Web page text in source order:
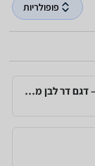
פופולריות
ארון הזזה 2 דלתות עם 8 חללי אחסון – דגם דר לבן מבוקע - new